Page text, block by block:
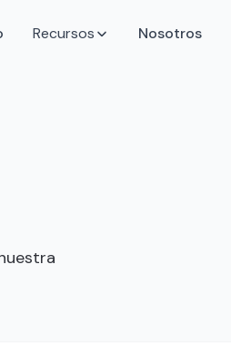
Recursos Nosotros